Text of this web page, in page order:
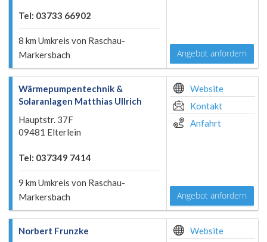
Tel: 03733 66902
8 km Umkreis von Raschau-
Markersbach
Angebot anfordern
Wärmepumpentechnik &
Solaranlagen Matthias Ullrich
Hauptstr. 37F
09481 Elterlein
Tel: 037349 7414
9 km Umkreis von Raschau-
Markersbach
Website
Kontakt
Anfahrt
Angebot anfordern
Norbert Frunzke
Website